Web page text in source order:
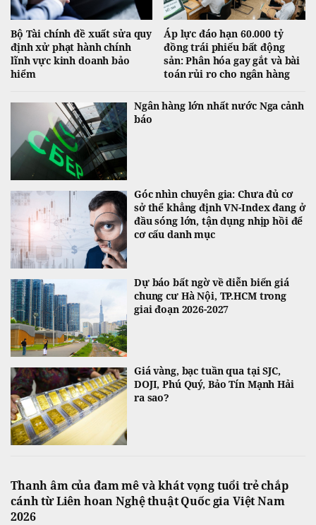
Bộ Tài chính đề xuất sửa quy
định xử phạt hành chính
lĩnh vực kinh doanh bảo
hiểm
Áp lực đáo hạn 60.000 tỷ
đồng trái phiếu bất động
sản: Phân hóa gay gắt và bài
toán rủi ro cho ngân hàng
Ngân hàng lớn nhất nước Nga cảnh
báo
Góc nhìn chuyên gia: Chưa đủ cơ
sở thể khẳng định VN-Index đang ở
đầu sóng lớn, tận dụng nhịp hồi để
cơ cấu danh mục
Dự báo bất ngờ về diễn biến giá
chung cư Hà Nội, TP.HCM trong
giai đoạn 2026-2027
Giá vàng, bạc tuần qua tại SJC,
DOJI, Phú Quý, Bảo Tín Mạnh Hải
ra sao?
Thanh âm của đam mê và khát vọng tuổi trẻ chắp
cánh từ Liên hoan Nghệ thuật Quốc gia Việt Nam
2026